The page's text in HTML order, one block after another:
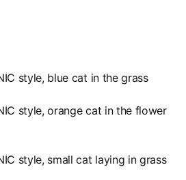
style, blue cat in the grass
style, orange cat in the flower
style, small cat laying in grass